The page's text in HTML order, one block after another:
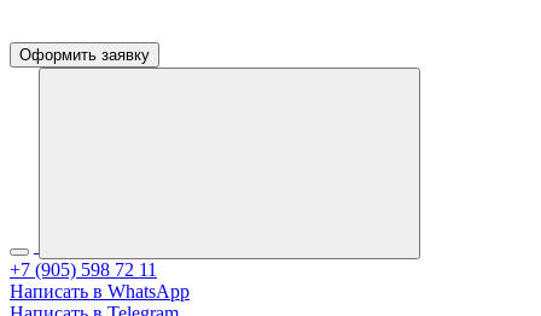
Оформить заявку
+7 (905) 598 72 11
Написать в WhatsApp